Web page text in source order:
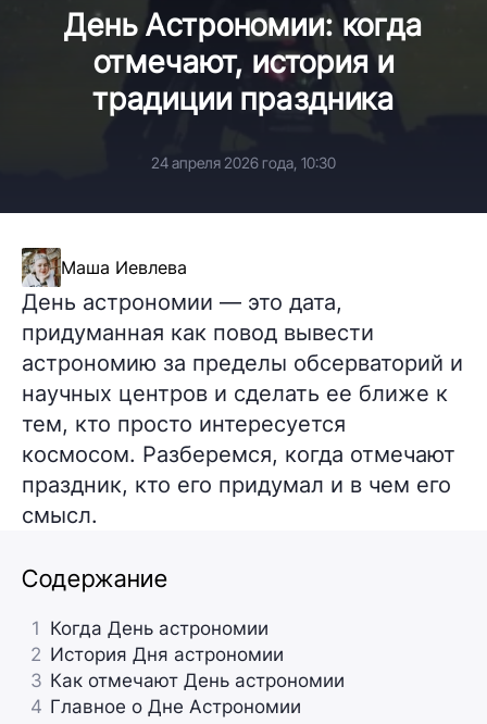
День Астрономии: когда
отмечают, история и
традиции праздника
24 апреля 2026 года, 10:30
Маша Иевлева
День астрономии — это дата,
придуманная как повод вывести
астрономию за пределы обсерваторий и
научных центров и сделать ее ближе к
тем, кто просто интересуется
космосом. Разберемся, когда отмечают
праздник, кто его придумал и в чем его
смысл.
Содержание
1 Когда День астрономии
2 История Дня астрономии
3 Как отмечают День астрономии
4 Главное о Дне Астрономии